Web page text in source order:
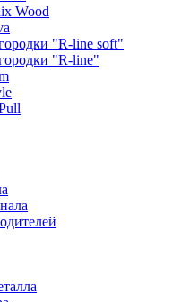
Wood
"R-line soft"
"R-line"